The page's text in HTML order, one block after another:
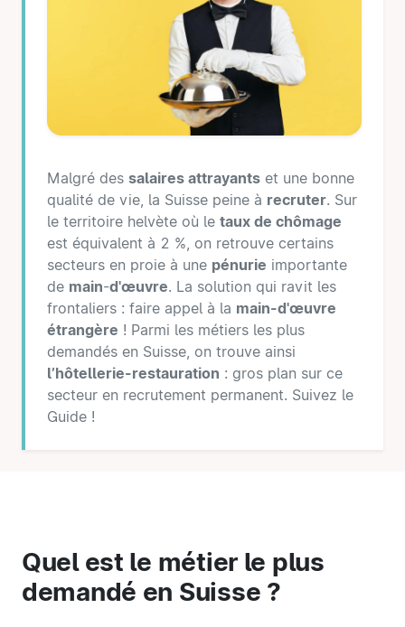
Malgré des salaires attrayants et une bonne
qualité de vie, la Suisse peine à recruter. Sur
le territoire helvète où le taux de chômage
est équivalent à 2 %, on retrouve certains
secteurs en proie à une pénurie importante
de main-d'œuvre. La solution qui ravit les
frontaliers : faire appel à la main-d'œuvre
étrangère ! Parmi les métiers les plus
demandés en Suisse, on trouve ainsi
l’hôtellerie-restauration : gros plan sur ce
secteur en recrutement permanent. Suivez le
Guide !
Quel est le métier le plus
demandé en Suisse ?